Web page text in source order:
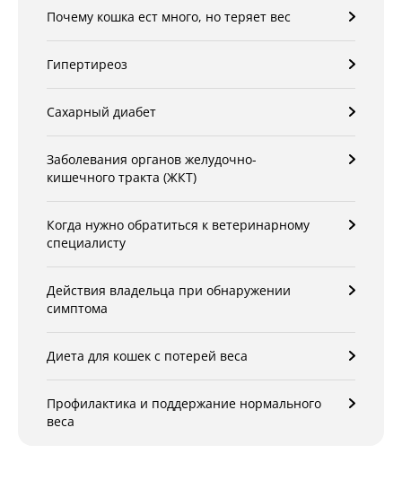
Почему кошка ест много, но теряет вес
Гипертиреоз
Сахарный диабет
Заболевания органов желудочно-
кишечного тракта (ЖКТ)
Когда нужно обратиться к ветеринарному
специалисту
Действия владельца при обнаружении
симптома
Диета для кошек с потерей веса
Профилактика и поддержание нормального
веса